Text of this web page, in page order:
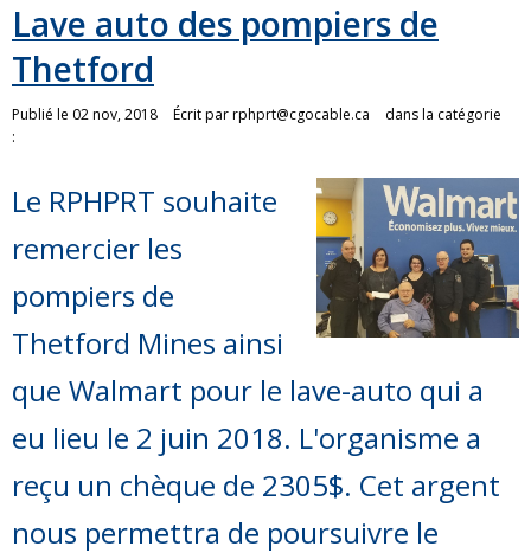
Lave auto des pompiers de
Thetford
Publié le 02 nov, 2018 Écrit parrphprt@cgocable.ca
dans la catégorie
:
Le RPHPRT souhaite
remercier les
pompiers de
Thetford Mines ainsi
que Walmart pour le lave-auto qui a
eu lieu le 2 juin 2018. L'organisme a
reçu un chèque de 2305$. Cet argent
nous permettra de poursuivre le